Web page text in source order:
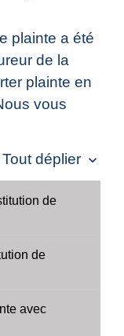
plainte a été
de la
plainte en
vous
Tout déplier keyboard_arrow_down
de
de
avec